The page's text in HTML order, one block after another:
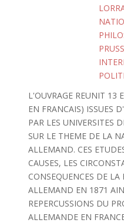
L'OUVRAGE REUNIT 13
EN FRANCAIS) ISSUES
PAR LES UNIVERSITES
SUR LE THEME DE LA
ALLEMAND. CES
CAUSES, LES
CONSEQUENCES DE
ALLEMAND EN 1871
REPERCUSSIONS DU
ALLEMANDE EN